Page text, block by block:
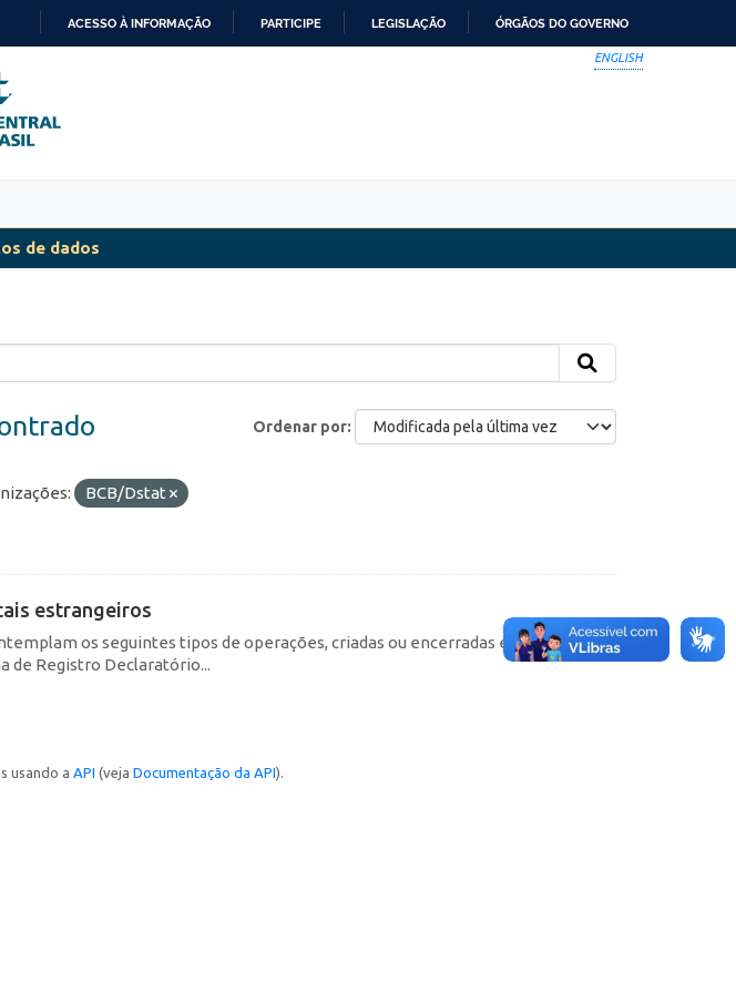
ACESSO À INFORMAÇÃO PARTICIPE LEGISLAÇÃO ÓRGÃOS DO GOVERNO
ENGLISH
de dados
Ordenar por
BCB/Dstat
estrangeiros
os seguintes tipos de operações, criadas ou encerradas em cada
de Registro Declaratório...
usando a API (veja Documentação da API).